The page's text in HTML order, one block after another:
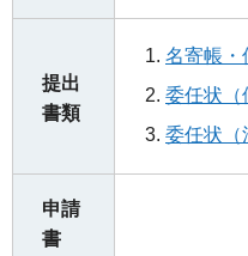
提出
書類
名寄帳・
委任状（
委任状（
申請
書